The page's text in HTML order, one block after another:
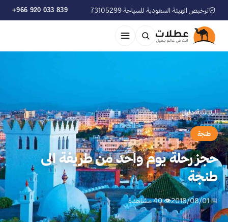
ترخيص الهيئة السعودية للسياحة 73105299 +966 920 033 839
الرئيسية›دليل
طنجة
حجز رحلة يوم واحد من طريفة الى
طنجة
📅 2018/08/01 👁 40 مشاهدة